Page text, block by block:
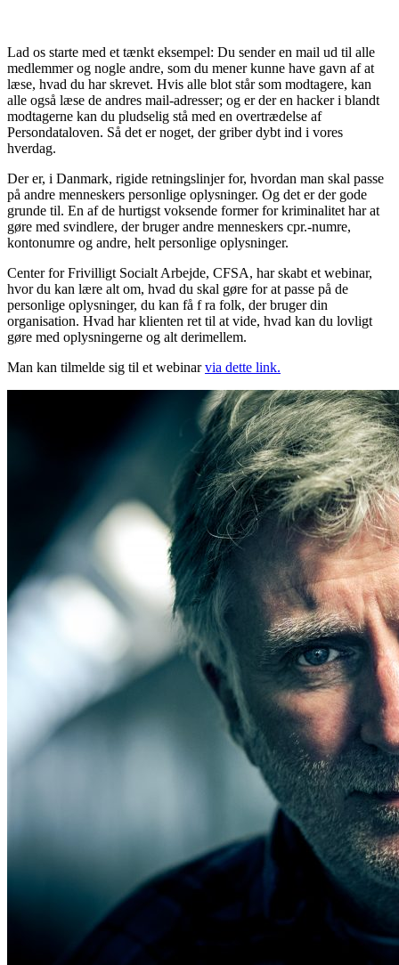
Lad os starte med et tænkt eksempel: Du sender en mail ud til alle
medlemmer og nogle andre, som du mener kunne have gavn af at
læse, hvad du har skrevet. Hvis alle blot står som modtagere, kan
alle også læse de andres mail-adresser; og er der en hacker i blandt
modtagerne kan du pludselig stå med en overtrædelse af
Persondataloven. Så det er noget, der griber dybt ind i vores
hverdag.
Der er, i Danmark, rigide retningslinjer for, hvordan man skal passe
på andre menneskers personlige oplysninger. Og det er der gode
grunde til. En af de hurtigst voksende former for kriminalitet har at
gøre med svindlere, der bruger andre menneskers cpr.-numre,
kontonumre og andre, helt personlige oplysninger.
Center for Frivilligt Socialt Arbejde, CFSA, har skabt et webinar,
hvor du kan lære alt om, hvad du skal gøre for at passe på de
personlige oplysninger, du kan få f ra folk, der bruger din
organisation. Hvad har klienten ret til at vide, hvad kan du lovligt
gøre med oplysningerne og alt derimellem.
Man kan tilmelde sig til et webinarvia dette link.